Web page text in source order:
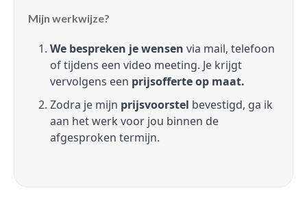
Mijn werkwijze?
We bespreken je wensen via mail, telefoon
of tijdens een video meeting. Je krijgt
vervolgens een prijsofferte op maat.
Zodra je mijn prijsvoorstel bevestigd, ga ik
aan het werk voor jou binnen de
afgesproken termijn.